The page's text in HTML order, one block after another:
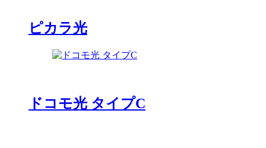
ピカラ光
ドコモ光 タイプC